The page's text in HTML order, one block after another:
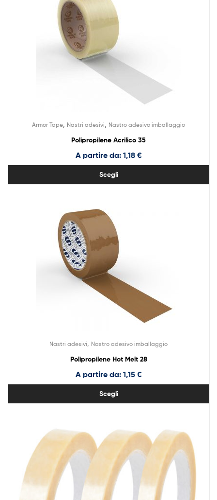
Armor Tape Nastri adesivi Nastro adesivo imballaggio
Polipropilene Acrilico 35
A partire da: 1,18 €
Scegli
Nastri adesivi Nastro adesivo imballaggio
Polipropilene Hot Melt 28
A partire da: 1,15 €
Scegli